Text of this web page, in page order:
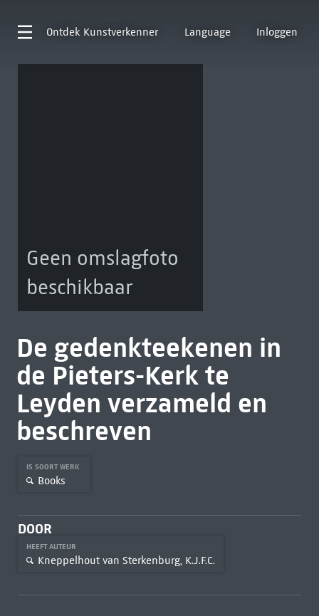
Ontdek Kunstverkenner Language Inloggen
Geen omslagfoto
beschikbaar
De gedenkteekenen in
de Pieters-Kerk te
Leyden verzameld en
beschreven
IS SOORT WERK
Books
DOOR
HEEFT AUTEUR
Kneppelhout van Sterkenburg, K.J.F.C.